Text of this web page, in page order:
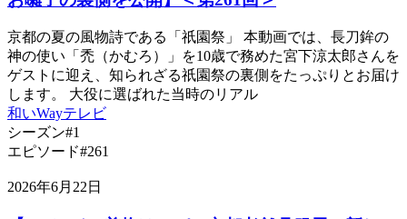
京都の夏の風物詩である「祇園祭」 本動画では、長刀鉾の
神の使い「禿（かむろ）」を10歳で務めた宮下涼太郎さんを
ゲストに迎え、知られざる祇園祭の裏側をたっぷりとお届け
します。 大役に選ばれた当時のリアル
和いWayテレビ
シーズン#1
エピソード#261
2026年6月22日